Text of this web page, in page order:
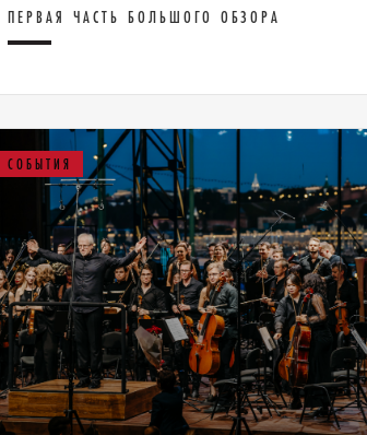
ПЕРВАЯ ЧАСТЬ БОЛЬШОГО ОБЗОРА
СОБЫТИЯ